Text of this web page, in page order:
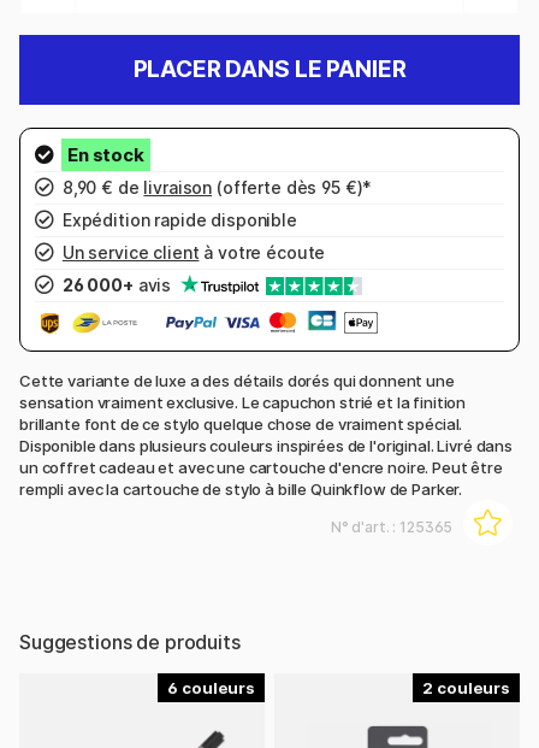
PLACER DANS LE PANIER
8,90 € de livraison (offerte dès 95 €)*
Expédition rapide disponible
Un service client à votre écoute
26 000+ avis
Cette variante de luxe a des détails dorés qui donnent une
sensation vraiment exclusive. Le capuchon strié et la finition
brillante font de ce stylo quelque chose de vraiment spécial.
Disponible dans plusieurs couleurs inspirées de l'original. Livré dans
un coffret cadeau et avec une cartouche d'encre noire. Peut être
rempli avec la cartouche de stylo à bille Quinkflow de Parker.
N° d'art. : 125365
Suggestions de produits
6 2